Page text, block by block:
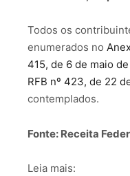
Todos os
enumerados no
415, de 6 de maio
RFB nº 423, de 22
contemplados.
Fonte: Receita
Leia mais: